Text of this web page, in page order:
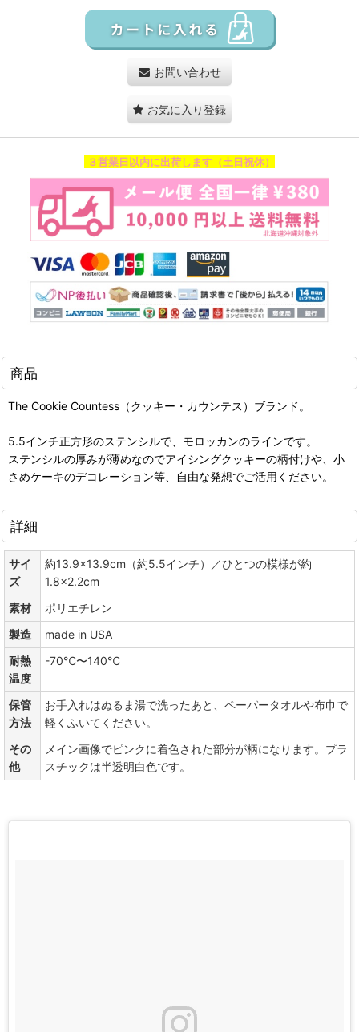
お問い合わせ
お気に入り登録
３営業日以内に出荷します（土日祝休）
商品
The Cookie Countess（クッキー・カウンテス）ブランド。
5.5インチ正方形のステンシルで、モロッカンのラインです。
ステンシルの厚みが薄めなのでアイシングクッキーの柄付けや、小
さめケーキのデコレーション等、自由な発想でご活用ください。
詳細
サイ
ズ
約13.9×13.9cm（約5.5インチ）／ひとつの模様が約
1.8×2.2cm
素材
ポリエチレン
製造
made in USA
耐熱
温度
-70℃〜140℃
保管
方法
お手入れはぬるま湯で洗ったあと、ペーパータオルや布巾で
軽くふいてください。
その
他
メイン画像でピンクに着色された部分が柄になります。プラ
スチックは半透明白色です。